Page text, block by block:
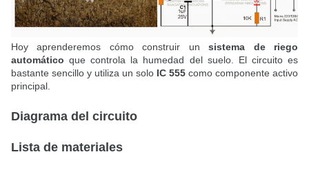
Hoy aprenderemos cómo construir unsistema de riego
automático que controla la humedad del suelo. El circuito es
bastante sencillo y utiliza un solo IC 555 como componente activo
principal.
Diagrama del circuito
Lista de materiales